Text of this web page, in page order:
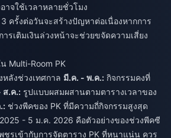
าจใช้เวลาหลายชั่วโมง
ครั้งต่อวันจะสร้างปัญหาต่อเนื่องหากการ
รเติมเงินล่วงหน้าจะช่วยขจัดความเสี่ยง
Multi-Room PK
ลังช่วงเทศกาล มี.ค. - พ.ค.: กิจกรรมคงที่
ส.ค.: รูปแบบผสมผสานตามตารางเวลาของ
ช่วงพีคของ PK ที่มีความถี่กิจกรรมสูงสุด
- 5 ม.ค. 2026 คือตัวอย่างของช่วงพีคซี
รเข้ากับการจัดตาราง PK ที่หนาแน่น ควร